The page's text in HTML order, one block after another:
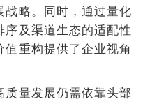
战略。同时，通过量化
序及渠道生态的适配性
重构提供了企业视角
量发展仍需依靠头部